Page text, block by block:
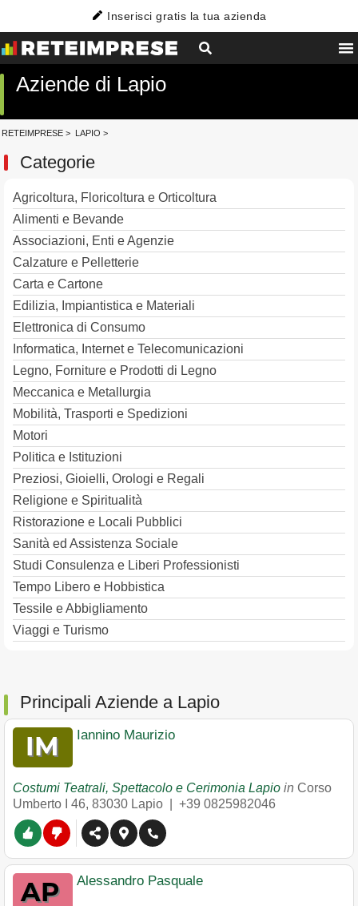
Inserisci gratis la tua azienda
Aziende di Lapio
RETEIMPRESE > LAPIO >
Categorie
Agricoltura, Floricoltura e Orticoltura
Alimenti e Bevande
Associazioni, Enti e Agenzie
Calzature e Pelletterie
Carta e Cartone
Edilizia, Impiantistica e Materiali
Elettronica di Consumo
Informatica, Internet e Telecomunicazioni
Legno, Forniture e Prodotti di Legno
Meccanica e Metallurgia
Mobilità, Trasporti e Spedizioni
Motori
Politica e Istituzioni
Preziosi, Gioielli, Orologi e Regali
Religione e Spiritualità
Ristorazione e Locali Pubblici
Sanità ed Assistenza Sociale
Studi Consulenza e Liberi Professionisti
Tempo Libero e Hobbistica
Tessile e Abbigliamento
Viaggi e Turismo
Principali Aziende a Lapio
Iannino Maurizio
Costumi Teatrali, Spettacolo e Cerimonia Lapio in Corso
Umberto I 46, 83030 Lapio +39 0825982046
Alessandro Pasquale